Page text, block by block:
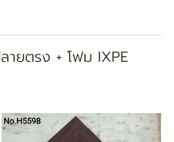
ายตรง + โฟม IXPE